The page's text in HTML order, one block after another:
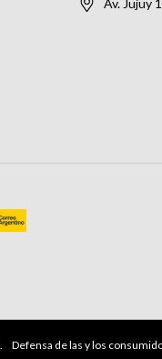
Defensa de las y los